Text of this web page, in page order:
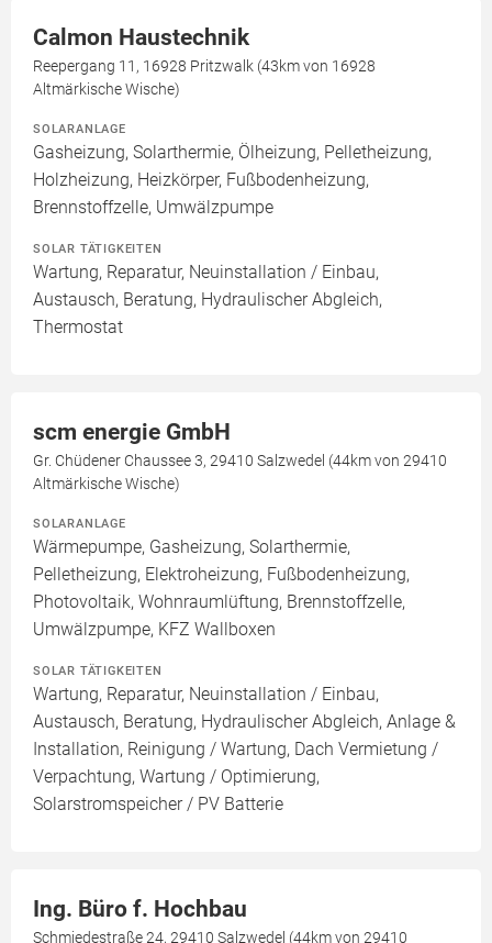
Calmon Haustechnik
Reepergang 11, 16928 Pritzwalk (43km von 16928
Altmärkische Wische)
SOLARANLAGE
Gasheizung, Solarthermie, Ölheizung, Pelletheizung,
Holzheizung, Heizkörper, Fußbodenheizung,
Brennstoffzelle, Umwälzpumpe
SOLAR TÄTIGKEITEN
Wartung, Reparatur, Neuinstallation / Einbau,
Austausch, Beratung, Hydraulischer Abgleich,
Thermostat
scm energie GmbH
Gr. Chüdener Chaussee 3, 29410 Salzwedel (44km von 29410
Altmärkische Wische)
SOLARANLAGE
Wärmepumpe, Gasheizung, Solarthermie,
Pelletheizung, Elektroheizung, Fußbodenheizung,
Photovoltaik, Wohnraumlüftung, Brennstoffzelle,
Umwälzpumpe, KFZ Wallboxen
SOLAR TÄTIGKEITEN
Wartung, Reparatur, Neuinstallation / Einbau,
Austausch, Beratung, Hydraulischer Abgleich, Anlage &
Installation, Reinigung / Wartung, Dach Vermietung /
Verpachtung, Wartung / Optimierung,
Solarstromspeicher / PV Batterie
Ing. Büro f. Hochbau
Schmiedestraße 24, 29410 Salzwedel (44km von 29410